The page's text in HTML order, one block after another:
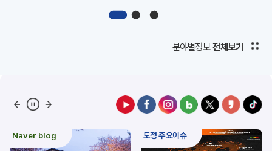
디지털아카이브
공공데이터&통계
산림 해양/수산
보건·복지/여성/장애인 문화/관광/음식
분야별정보 전체보기
Naver blog 도정 주요이슈